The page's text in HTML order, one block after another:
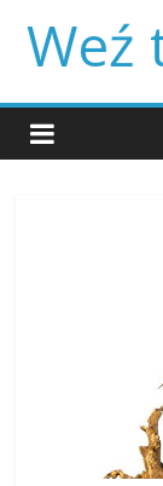
content
Weź